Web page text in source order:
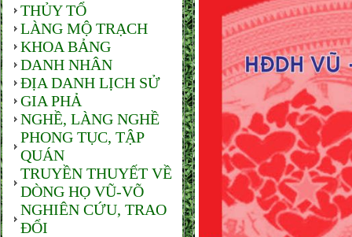
THỦY TỔ
LÀNG MỘ TRẠCH
KHOA BẢNG
DANH NHÂN
ĐỊA DANH LỊCH SỬ
GIA PHẢ
NGHỀ, LÀNG NGHỀ
PHONG TỤC, TẬP
QUÁN
TRUYỀN THUYẾT VỀ
DÒNG HỌ VŨ-VÕ
NGHIÊN CỨU, TRAO
ĐỔI